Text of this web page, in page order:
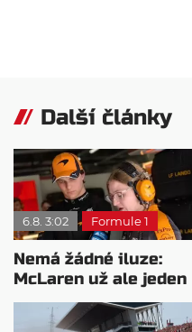
Další články
6.8. 3:02 Formule 1
Nemá žádné iluze:
McLaren už ale jeden
návrat ze dna dokázal